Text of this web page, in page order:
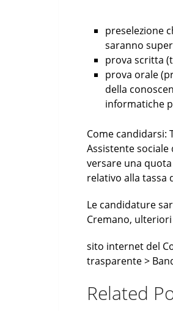
preselezione
saranno
prova scritta
prova orale
della
informatiche
Come candidarsi:
Assistente
versare una
relativo alla tassa
Le candidature
Cremano,
sito internet del
trasparente >
Related